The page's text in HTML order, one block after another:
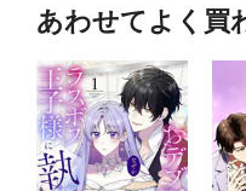
あわせてよく買